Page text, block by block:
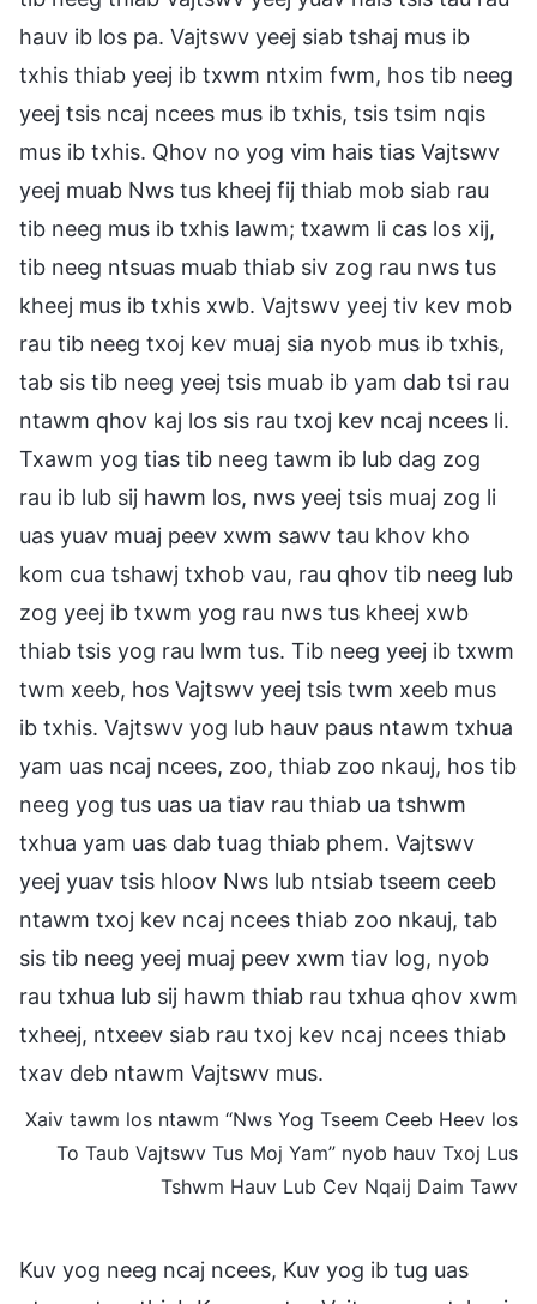
hauv ib los pa. Vajtswv yeej siab tshaj mus ib
txhis thiab yeej ib txwm ntxim fwm, hos tib neeg
yeej tsis ncaj ncees mus ib txhis, tsis tsim nqis
mus ib txhis. Qhov no yog vim hais tias Vajtswv
yeej muab Nws tus kheej fij thiab mob siab rau
tib neeg mus ib txhis lawm; txawm li cas los xij,
tib neeg ntsuas muab thiab siv zog rau nws tus
kheej mus ib txhis xwb. Vajtswv yeej tiv kev mob
rau tib neeg txoj kev muaj sia nyob mus ib txhis,
tab sis tib neeg yeej tsis muab ib yam dab tsi rau
ntawm qhov kaj los sis rau txoj kev ncaj ncees li.
Txawm yog tias tib neeg tawm ib lub dag zog
rau ib lub sij hawm los, nws yeej tsis muaj zog li
uas yuav muaj peev xwm sawv tau khov kho
kom cua tshawj txhob vau, rau qhov tib neeg lub
zog yeej ib txwm yog rau nws tus kheej xwb
thiab tsis yog rau lwm tus. Tib neeg yeej ib txwm
twm xeeb, hos Vajtswv yeej tsis twm xeeb mus
ib txhis. Vajtswv yog lub hauv paus ntawm txhua
yam uas ncaj ncees, zoo, thiab zoo nkauj, hos tib
neeg yog tus uas ua tiav rau thiab ua tshwm
txhua yam uas dab tuag thiab phem. Vajtswv
yeej yuav tsis hloov Nws lub ntsiab tseem ceeb
ntawm txoj kev ncaj ncees thiab zoo nkauj, tab
sis tib neeg yeej muaj peev xwm tiav log, nyob
rau txhua lub sij hawm thiab rau txhua qhov xwm
txheej, ntxeev siab rau txoj kev ncaj ncees thiab
txav deb ntawm Vajtswv mus.
Xaiv tawm los ntawm “Nws Yog Tseem Ceeb Heev los
To Taub Vajtswv Tus Moj Yam” nyob hauv Txoj Lus
Tshwm Hauv Lub Cev Nqaij Daim Tawv
Kuv yog neeg ncaj ncees, Kuv yog ib tug uas